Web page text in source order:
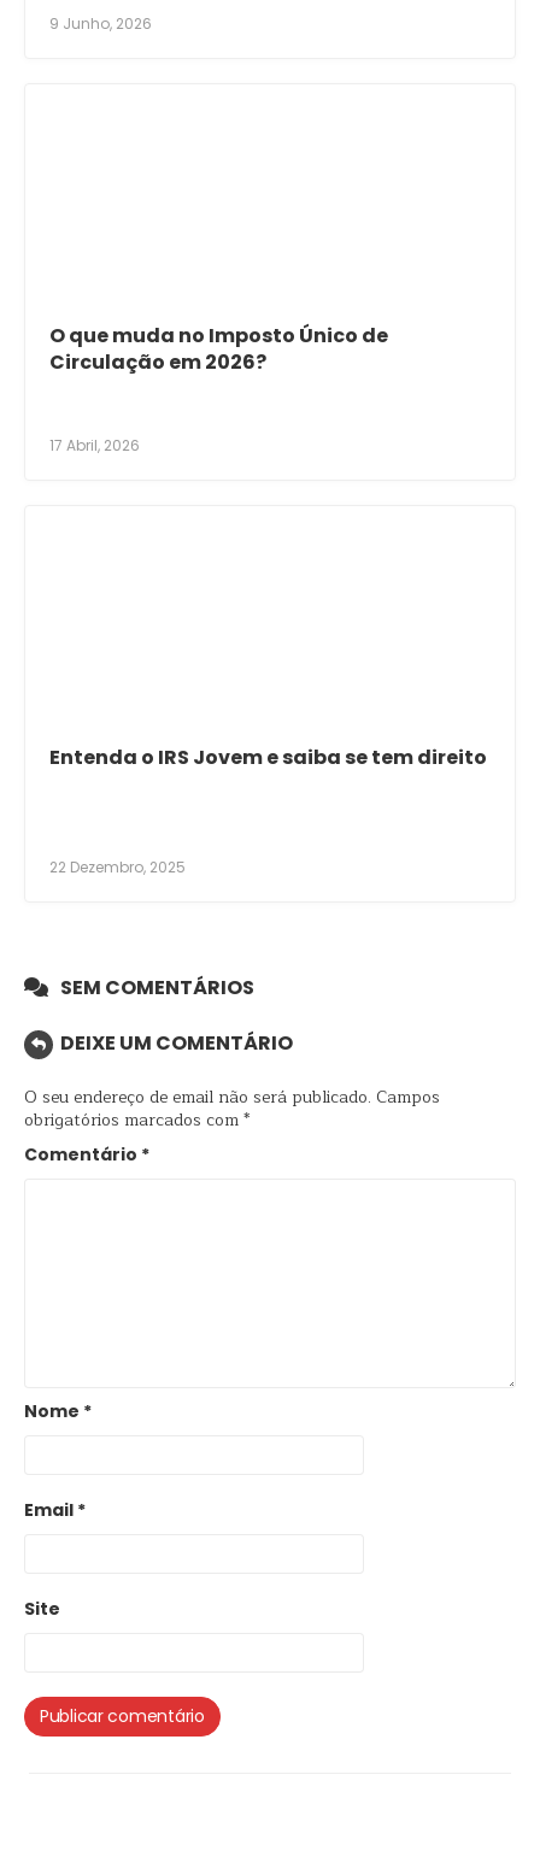
9 Junho, 2026
O que muda no Imposto Único de
Circulação em 2026?
17 Abril, 2026
Entenda o IRS Jovem e saiba se tem direito
22 Dezembro, 2025
SEM COMENTÁRIOS
DEIXE UM COMENTÁRIO
O seu endereço de email não será publicado. Campos
obrigatórios marcados com*
Comentário *
Nome *
Email *
Site